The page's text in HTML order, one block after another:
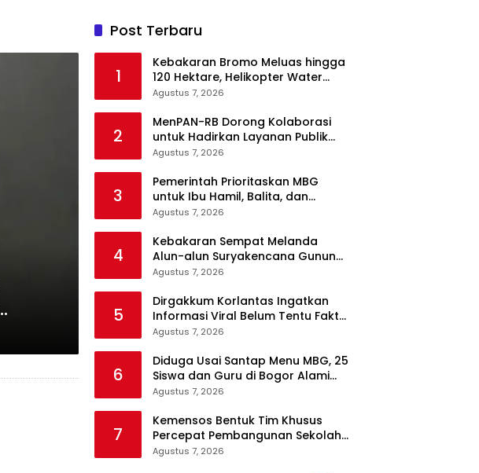
Post Terbaru
1
Kebakaran Bromo Meluas hingga
120 Hektare, Helikopter Water
Bombing Disiagakan
Agustus 7, 2026
2
MenPAN-RB Dorong Kolaborasi
untuk Hadirkan Layanan Publik
yang Terintegrasi dan Inklusif
Agustus 7, 2026
3
Pemerintah Prioritaskan MBG
untuk Ibu Hamil, Balita, dan
Daerah 3T
Agustus 7, 2026
4
Kebakaran Sempat Melanda
Alun-alun Suryakencana Gunung
Gede, Api Berhasil Dipadamkan
Agustus 7, 2026
5
Dirgakkum Korlantas Ingatkan
Informasi Viral Belum Tentu Fakta,
Masyarakat Diminta Waspadai
Agustus 7, 2026
6
Diduga Usai Santap Menu MBG, 25
Siswa dan Guru di Bogor Alami
Keracunan
Agustus 7, 2026
7
Kemensos Bentuk Tim Khusus
Percepat Pembangunan Sekolah
Rakyat Permanen
Agustus 7, 2026